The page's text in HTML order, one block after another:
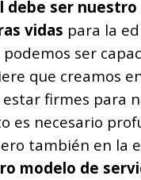
debe ser
vidas para la
ser
que creamos
firmes para
es necesario
también en la
modelo de